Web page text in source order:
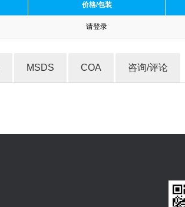
价格/包装
请登录
MSDS COA 咨询/评论